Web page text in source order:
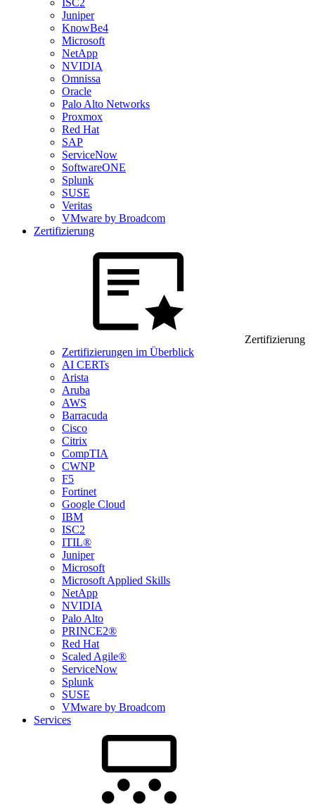
ISC2
Juniper
KnowBe4
Microsoft
NetApp
NVIDIA
Omnissa
Oracle
Palo Alto Networks
Proxmox
Red Hat
SAP
ServiceNow
SoftwareONE
Splunk
SUSE
Veritas
VMware by Broadcom
Zertifizierung
Zertifizierung
Zertifizierungen im Überblick
AI CERTs
Arista
Aruba
AWS
Barracuda
Cisco
Citrix
CompTIA
CWNP
F5
Fortinet
Google Cloud
IBM
ISC2
ITIL®
Juniper
Microsoft
Microsoft Applied Skills
NetApp
NVIDIA
Palo Alto
PRINCE2®
Red Hat
Scaled Agile®
ServiceNow
Splunk
SUSE
VMware by Broadcom
Services